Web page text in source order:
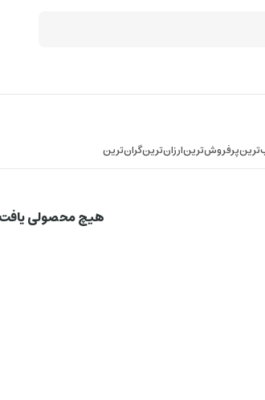
پرفروش‌ترینارزان‌ترینگران‌ترین
هیچ محصولی